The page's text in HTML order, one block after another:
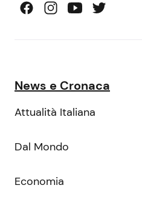
News e Cronaca
Attualità Italiana
Dal Mondo
Economia